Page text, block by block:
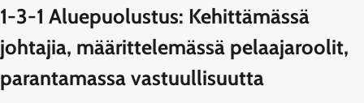
1-3-1 Aluepuolustus: Kehittämässä
johtajia, määrittelemässä pelaajaroolit,
parantamassa vastuullisuutta